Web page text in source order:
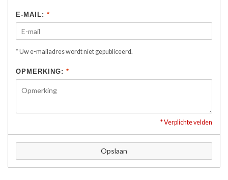
E-MAIL: *
* Uw e-mailadres wordt niet gepubliceerd.
OPMERKING: *
* Verplichte velden
Opslaan